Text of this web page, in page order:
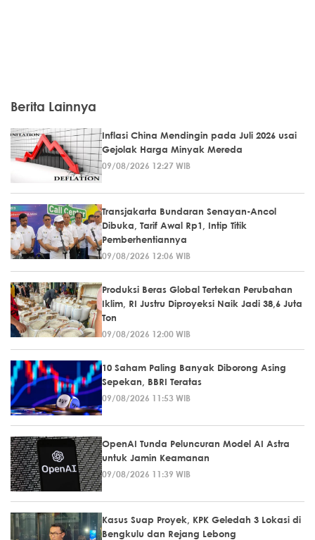
Berita Lainnya
Inflasi China Mendingin pada Juli 2026 usai
Gejolak Harga Minyak Mereda
09/08/2026 12:27 WIB
Transjakarta Bundaran Senayan-Ancol
Dibuka, Tarif Awal Rp1, Intip Titik
Pemberhentiannya
09/08/2026 12:06 WIB
Produksi Beras Global Tertekan Perubahan
Iklim, RI Justru Diproyeksi Naik Jadi 38,6 Juta
Ton
09/08/2026 12:00 WIB
10 Saham Paling Banyak Diborong Asing
Sepekan, BBRI Teratas
09/08/2026 11:53 WIB
OpenAI Tunda Peluncuran Model AI Astra
untuk Jamin Keamanan
09/08/2026 11:39 WIB
Kasus Suap Proyek, KPK Geledah 3 Lokasi di
Bengkulu dan Rejang Lebong